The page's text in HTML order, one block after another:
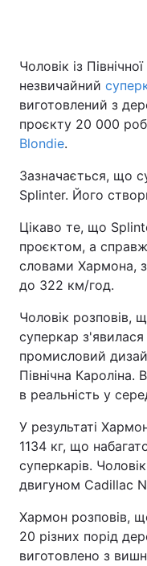
Чоловік із
незвичайний
виготовлений з
проєкту 20 000
Blondie.
Зазначається, що
Splinter. Його
Цікаво те, що
проєктом, а
словами Хармона,
до 322 км/год.
Чоловік розповів,
суперкар
промисловий
Північна
в реальність у
У результаті
1134 кг, що
суперкарів.
двигуном Cadillac
Хармон розповів,
20 різних порід
виготовлено з